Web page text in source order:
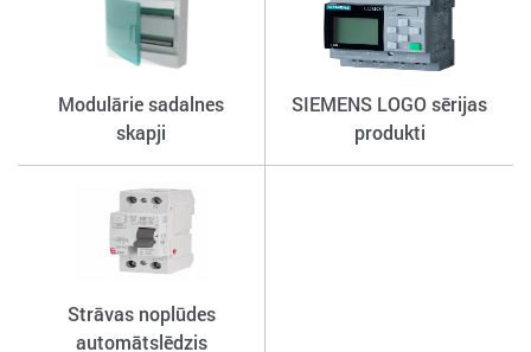
Modulārie sadalnes
skapji
SIEMENS LOGO sērijas
produkti
Strāvas noplūdes
automātslēdzis